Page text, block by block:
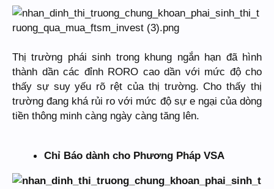
Thị trường phái sinh trong khung ngắn hạn đã hình
thành dần các đỉnh RORO cao dần với mức độ cho
thấy sự suy yếu rõ rệt của thị trường. Cho thấy thị
trường đang khá rủi ro với mức độ sự e ngại của dòng
tiền thông minh càng ngày càng tăng lên.
Chỉ Báo dành cho Phương Pháp VSA